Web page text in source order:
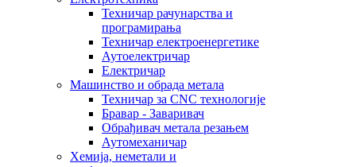
Техничар рачунарства и
програмирања
Техничар електроенергетике
Аутоелектричар
Електричар
Машинство и обрада метала
Техничар за CNC технологије
Бравар - Заваривач
Обрађивач метала резањем
Аутомеханичар
Хемија, неметали и